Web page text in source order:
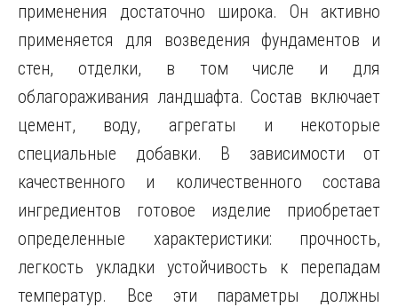
применения достаточно широка. Он активно
применяется для возведения фундаментов и
стен, отделки, в том числе и для
облагораживания ландшафта. Состав включает
цемент, воду, агрегаты и некоторые
специальные добавки. В зависимости от
качественного и количественного состава
ингредиентов готовое изделие приобретает
определенные характеристики: прочность,
легкость укладки устойчивость к перепадам
температур. Все эти параметры должны